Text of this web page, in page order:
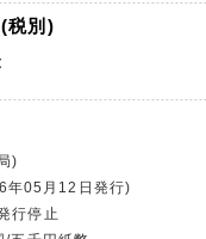
(税別)
)
年05月12日発行)
行停止